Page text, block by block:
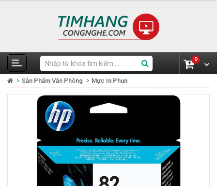
0
Sản Phẩm Văn Phòng Mực In Phun